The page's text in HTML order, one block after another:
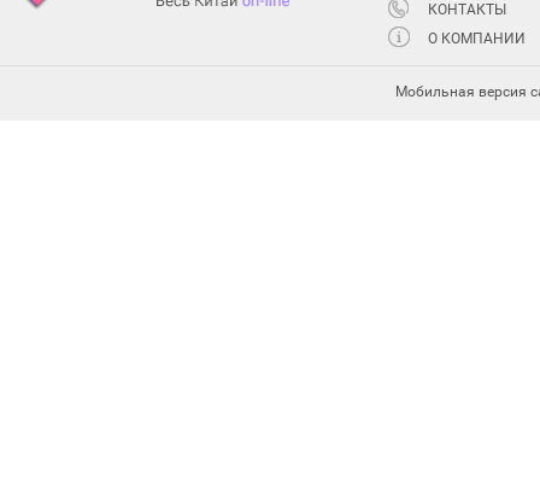
КОНТАКТЫ
О КОМПАНИИ
Мобильная версия